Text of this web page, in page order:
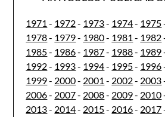
1971 - 1972- 1973- 1974- 1975
1978- 1979- 1980- 1981 - 1982
1985- 1986- 1987- 1988- 1989
1992- 1993- 1994- 1995- 1996
1999- 2000- 2001 - 2002- 2003
2006- 2007- 2008- 2009- 2010
2013- 2014- 2015- 2016- 2017